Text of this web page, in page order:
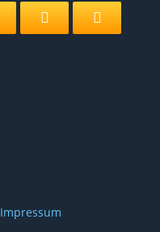
Impressum